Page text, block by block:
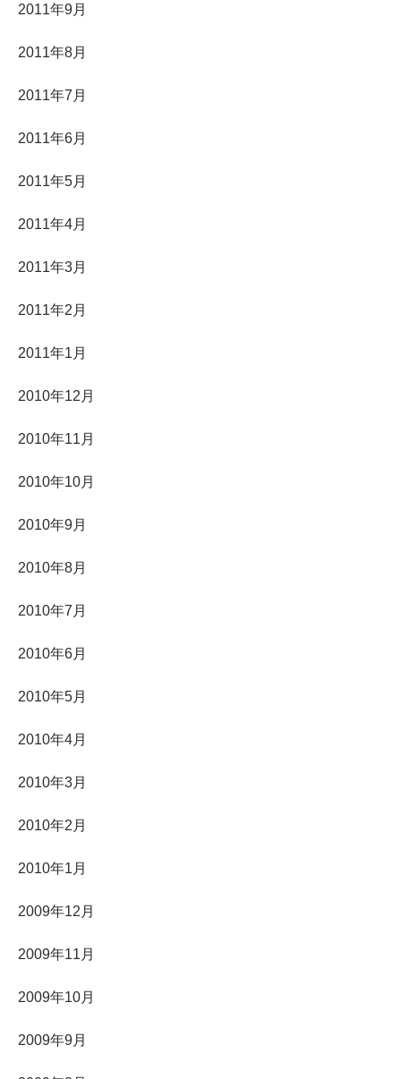
2011年9月
2011年8月
2011年7月
2011年6月
2011年5月
2011年4月
2011年3月
2011年2月
2011年1月
2010年12月
2010年11月
2010年10月
2010年9月
2010年8月
2010年7月
2010年6月
2010年5月
2010年4月
2010年3月
2010年2月
2010年1月
2009年12月
2009年11月
2009年10月
2009年9月